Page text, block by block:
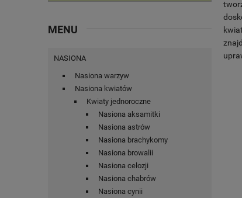
MENU
NASIONA
Nasiona warzyw
Nasiona kwiatów
Kwiaty jednoroczne
Nasiona aksamitki
Nasiona astrów
Nasiona brachykomy
Nasiona browalii
Nasiona celozji
Nasiona chabrów
Nasiona cynii